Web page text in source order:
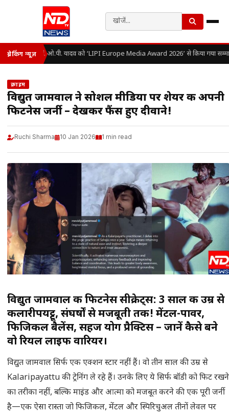
ब्रेकिंग न्यूज़ डॉ. ओ.पी. यादव को ‘LIPI Europe Media Award 2026’ से किया गया
क्राइम
विद्युत जामवाल ने सोशल मीडिया पर शेयर की अपनी
फिटनेस जर्नी – देखकर फैंस हुए दीवाने!
Ruchi Sharma 10 Jan 2026 1 min read
विद्युत जामवाल की फिटनेस सीक्रेट्स: 3 साल की उम्र से
कलारीपयट्टू, संघर्षों से मजबूती तक! मेंटल-पावर,
फिजिकल बैलेंस, सहज योग प्रैक्टिस – जानें कैसे बने
वो रियल लाइफ वारियर।
विद्युत जामवाल सिर्फ एक एक्शन स्टार नहीं हैं। वो तीन साल की उम्र से
Kalaripayattu की ट्रेनिंग ले रहे हैं। उनके लिए ये सिर्फ बॉडी को फिट रखने
का तरीका नहीं, बल्कि माइंड और आत्मा को मजबूत करने की एक पूरी जर्नी
है—एक ऐसा रास्ता जो फिजिकल, मेंटल और स्पिरिचुअल तीनों लेवल पर